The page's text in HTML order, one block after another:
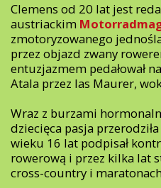
Clemens od 20 lat jest
austriackim
zmotoryzowanego
przez objazd zwany
entuzjazmem pedałował
Atala przez las Maurer,
Wraz z burzami
dziecięca pasja
wieku 16 lat podpisał
rowerową i przez kilka lat
cross-country i